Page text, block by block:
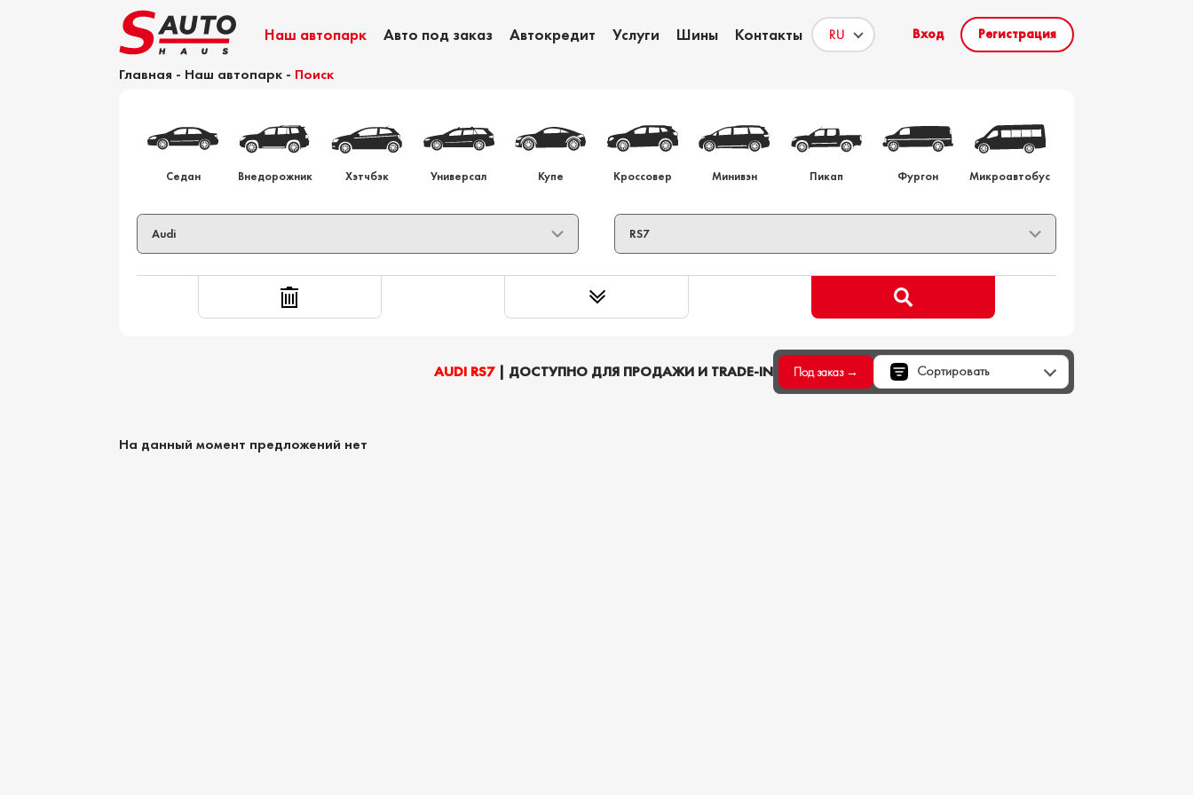
Наш автопарк Авто под заказ Автокредит Услуги Шины Контакты Вход Регистрация
Главная - Наш автопарк - Поиск
Калькулятор растаможки Обмен авто Авто на заказ
Седан Внедорожник Хэтчбэк Универсал Купе Кроссовер Минивэн Пикап Фургон Микроавтобус
AUDI RS7| ДОСТУПНО ДЛЯ ПРОДАЖИ И TRADE-IN Под заказ → Сортировать
На данный момент предложений нет